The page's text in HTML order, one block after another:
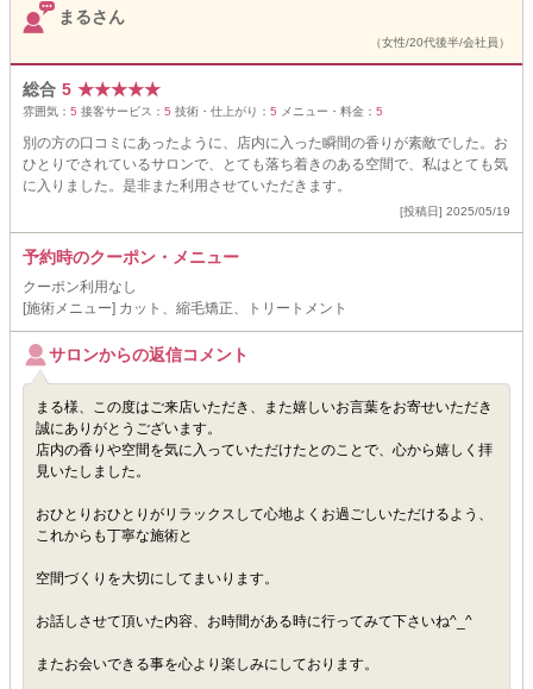
まるさん
（女性/20代後半/会社員）
総合 5 ★★★★★
雰囲気： 5 接客サービス： 5 技術・仕上がり： 5 メニュー・料金： 5
別の方の口コミにあったように、店内に入った瞬間の香りが素敵でした。お
ひとりでされているサロンで、とても落ち着きのある空間で、私はとても気
に入りました。是非また利用させていただきます。
[投稿日] 2025/05/19
予約時のクーポン・メニュー
クーポン利用なし
[施術メニュー] カット、縮毛矯正、トリートメント
サロンからの返信コメント
まる様、この度はご来店いただき、また嬉しいお言葉をお寄せいただき
誠にありがとうございます。
店内の香りや空間を気に入っていただけたとのことで、心から嬉しく拝
見いたしました。
おひとりおひとりがリラックスして心地よくお過ごしいただけるよう、
これからも丁寧な施術と
空間づくりを大切にしてまいります。
お話しさせて頂いた内容、お時間がある時に行ってみて下さいね^_^
またお会いできる事を心より楽しみにしております。